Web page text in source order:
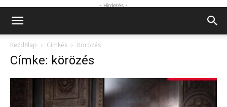
- Hirdetés -
Kezdőlap Címkék Körözés
Címke: körözés